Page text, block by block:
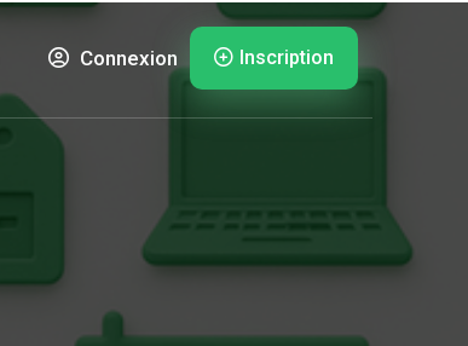
Connexion Inscription